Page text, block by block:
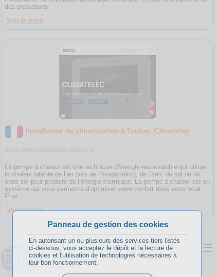
des prestations
Voir la fiche
Installateur de climatisation à Toulon, Climatelec
La pompe à chaleur est une technique d’énergie renouvelable qui utilise
la chaleur latente de l’air (lors de l’évaporation), de l’eau, du sol ou du
sous-sol pour produire de l’énergie thermique. La pompe à chaleur est un
système qui vous permettra d’optimiser votre confort dans votre local.
Pour
Voir la fiche
☰
Panneau de gestion des cookies
En autorisant un ou plusieurs des services tiers listés
ci-dessous, vous acceptez le dépôt et la lecture de
cookies et l'utilisation de technologies nécessaires à
leur bon fonctionnement.